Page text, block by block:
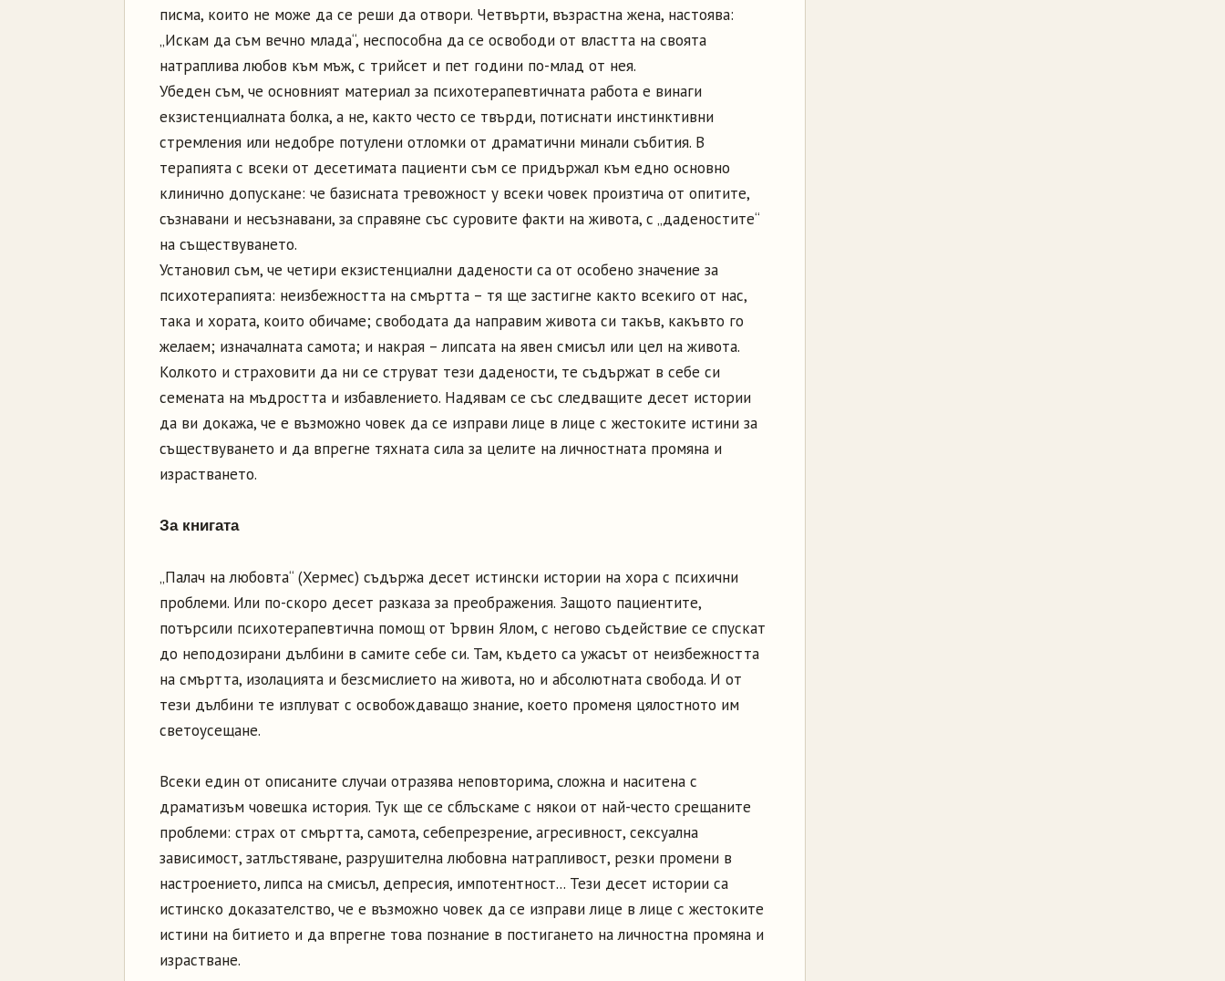
писма, които не може да се реши да отвори. Четвърти, възрастна жена, настоява:
„Искам да съм вечно млада“, неспособна да се освободи от властта на своята
натраплива любов към мъж, с трийсет и пет години по-млад от нея.
Убеден съм, че основният материал за психотерапевтичната работа е винаги
екзистенциалната болка, а не, както често се твърди, потиснати инстинктивни
стремления или недобре потулени отломки от драматични минали събития. В
терапията с всеки от десетимата пациенти съм се придържал към едно основно
клинично допускане: че базисната тревожност у всеки човек произтича от опитите,
съзнавани и несъзнавани, за справяне със суровите факти на живота, с „даденостите“
на съществуването.
Установил съм, че четири екзистенциални дадености са от особено значение за
психотерапията: неизбежността на смъртта – тя ще застигне както всекиго от нас,
така и хората, които обичаме; свободата да направим живота си такъв, какъвто го
желаем; изначалната самота; и накрая – липсата на явен смисъл или цел на живота.
Колкото и страховити да ни се струват тези дадености, те съдържат в себе си
семената на мъдростта и избавлението. Надявам се със следващите десет истории
да ви докажа, че е възможно човек да се изправи лице в лице с жестоките истини за
съществуването и да впрегне тяхната сила за целите на личностната промяна и
израстването.
За книгата
„Палач на любовта“ (Хермес) съдържа десет истински истории на хора с психични
проблеми. Или по-скоро десет разказа за преображения. Защото пациентите,
потърсили психотерапевтична помощ от Ървин Ялом, с негово съдействие се спускат
до неподозирани дълбини в самите себе си. Там, където са ужасът от неизбежността
на смъртта, изолацията и безсмислието на живота, но и абсолютната свобода. И от
тези дълбини те изплуват с освобождаващо знание, което променя цялостното им
светоусещане.
Всеки един от описаните случаи отразява неповторима, сложна и наситена с
драматизъм човешка история. Тук ще се сблъскаме с някои от най-често срещаните
проблеми: страх от смъртта, самота, себепрезрение, агресивност, сексуална
зависимост, затлъстяване, разрушителна любовна натрапливост, резки промени в
настроението, липса на смисъл, депресия, импотентност... Тези десет истории са
истинско доказателство, че е възможно човек да се изправи лице в лице с жестоките
истини на битието и да впрегне това познание в постигането на личностна промяна и
израстване.